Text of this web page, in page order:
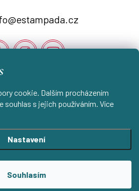
cookie. Dalším procházením
s jejich používáním. Více
Nastavení
Souhlasím
@estampada.cz
KantorStudio.cz
nastavení cookies